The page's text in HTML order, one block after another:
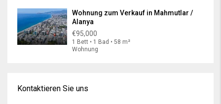
Wohnung zum Verkauf in Mahmutlar /
Alanya
€95,000
1 Bett • 1 Bad • 58 m²
Wohnung
Kontaktieren Sie uns